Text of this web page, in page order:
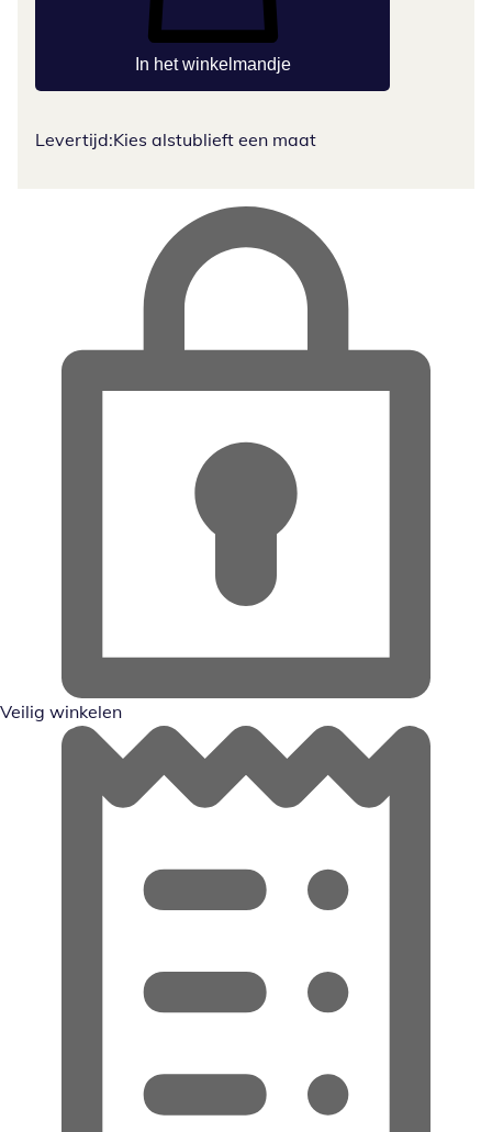
In het winkelmandje
Levertijd:Kies alstublieft een maat
Veilig winkelen